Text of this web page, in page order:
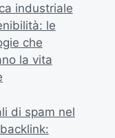
industriale
le
che
la vita
di spam nel